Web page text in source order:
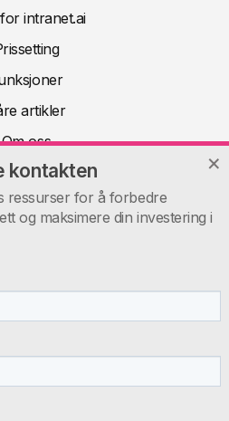
kontakten
ressurser for å forbedre
og maksimere din investering i
intranet.ai
artikler
Om oss
FAQ
Filzi, 5 - 20124 Milano MI - Italia
Tel: +39 02 39 29 5655